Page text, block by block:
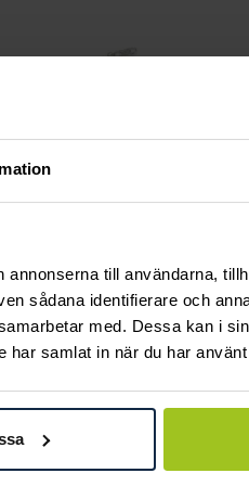
till användarna,
sådana identifierare och
med. Dessa kan i
har samlat in när du har
Lily and Rose
Emily pearl bracelet -